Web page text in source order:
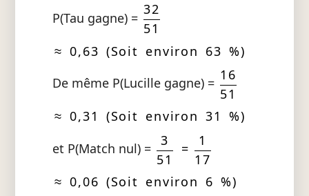
P(Tau gagne) =
32
51
≈ 0,63 (Soit environ 63 %)
De même P(Lucille gagne) =
16
51
≈ 0,31 (Soit environ 31 %)
et P(Match nul) =
3
51
=
1
17
≈ 0,06 (Soit environ 6 %)